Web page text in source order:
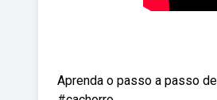
Aprenda o passo a passo